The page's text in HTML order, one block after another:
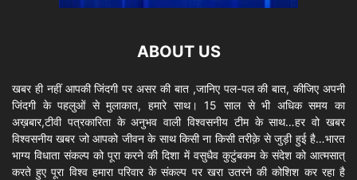
ABOUT US
खबर ही नहीं आपकी जिंदगी पर असर की बात ,जानिए पल-पल की बात, कीजिए अपनी
जिंदगी के पहलुओं से मुलाकात, हमारे साथ। 15 साल से भी अधिक समय का
अख़बार,टीवी पत्रकारिता के अनुभव वाली विश्वसनीय टीम के साथ…हर वो खबर
विश्वसनीय खबर जो आपको जीवन के साथ किसी ना किसी तरीक़े से जुड़ी हुई है…भारत
भाग्य विधाता संकल्प को पूरा करने की दिशा में वसुधैव कुटुंबकम के संदेश को आत्मसात्
करते हुए पूरा विश्व हमारा परिवार के संकल्प पर खरा उतरने की कोशिश कर रहा है